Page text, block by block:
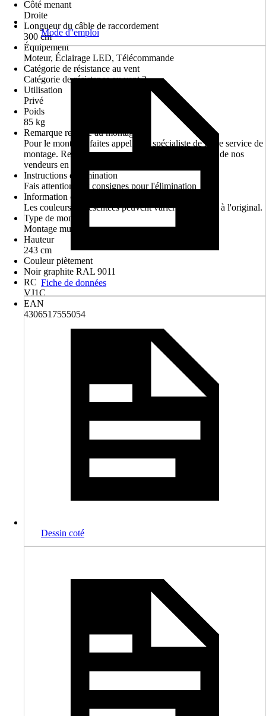
Côté menant
Droite
Longueur du câble de raccordement
300 cm
Équipement
Moteur, Éclairage LED, Télécommande
Catégorie de résistance au vent
Catégorie de résistance au vent 2
Utilisation
Privé
Poids
85 kg
Remarque relative au montage
Pour le montage, faites appel à un spécialiste de notre service de
montage. Renseignez-vous sans engagement auprès de nos
vendeurs en magasin.
Instructions d'élimination
Fais attention aux consignes pour l'élimination
Information concernant l'image
Les couleurs représentées peuvent varier par rapport à l'original.
Type de montage
Montage mural
Hauteur
243 cm
Couleur piètement
Noir graphite RAL 9011
RC
VJ1C
EAN
4306517555054
Mode d''emploi
Fiche de données
Dessin coté